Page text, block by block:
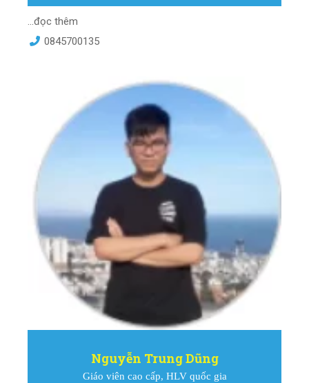
...đọc thêm
0845700135
Nguyễn Trung Dũng
Giáo viên cao cấp, HLV quốc gia